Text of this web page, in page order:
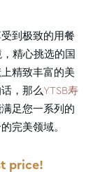
到极致的用餐
精心挑选的国
精致丰富的美
，那么YTSB寿
足您一系列的
完美领域。
price!